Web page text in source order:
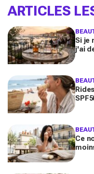
ARTICLES
Si je
j'ai
Ce